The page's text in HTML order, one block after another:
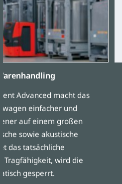
Advanced macht das
einfacher und
auf einem großen
sowie akustische
das tatsächliche
Tragfähigkeit, wird die
gesperrt.